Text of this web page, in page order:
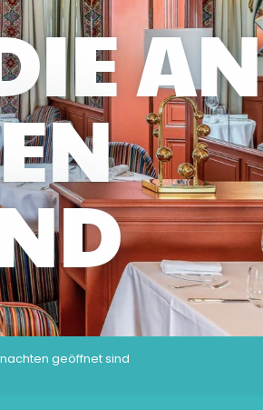
AN
geöffnet sind